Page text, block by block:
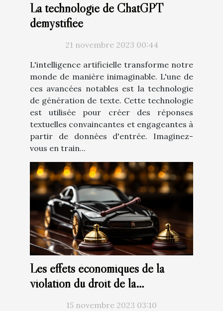
La technologie de ChatGPT
démystifiée
21 novembre 2023 00:44
L'intelligence artificielle transforme notre
monde de manière inimaginable. L'une de
ces avancées notables est la technologie
de génération de texte. Cette technologie
est utilisée pour créer des réponses
textuelles convaincantes et engageantes à
partir de données d'entrée. Imaginez-
vous en train...
Les effets économiques de la
violation du droit de la
concurrence: Analyse du marché
15 novembre 2023 03:10